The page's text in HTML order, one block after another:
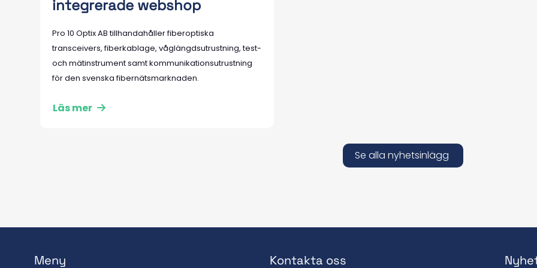
integrerade webshop
Pro 10 Optix AB tillhandahåller fiberoptiska
transceivers, fiberkablage, våglängdsutrustning, test-
och mätinstrument samt kommunikationsutrustning
för den svenska fibernätsmarknaden.
Läs mer
Se alla nyhetsinlägg
Meny Kontakta oss